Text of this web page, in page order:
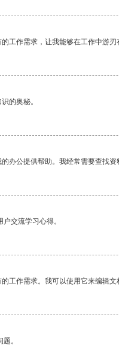
工作需求，让我能够在工作中游刃
的奥秘。
办公提供帮助。我经常需要查找
交流学习心得。
工作需求。我可以使用它来编辑文
。